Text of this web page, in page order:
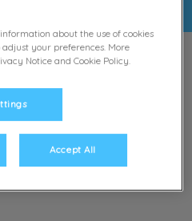
Foch
about the use of cookies
your preferences. More
Notice and Cookie Policy.
Accept All